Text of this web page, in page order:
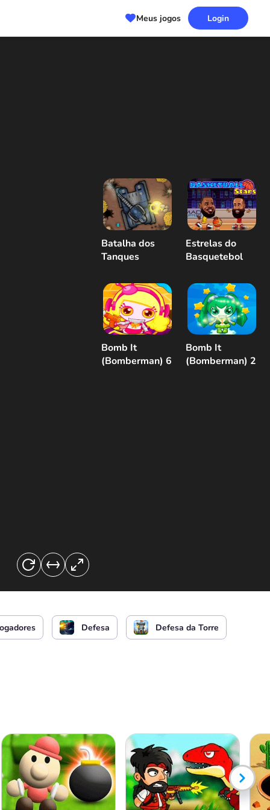
Meus jogos Login
Batalha dos
Tanques
Estrelas do
Basquetebol
Bomb It
(Bomberman) 6
Bomb It
(Bomberman) 2
Mudar de arma
Ativando armas e bônus ou
Defesa Defesa da Torre